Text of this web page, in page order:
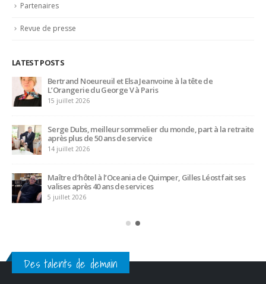
Partenaires
Revue de presse
LATEST POSTS
Bertrand Noeureuil et Elsa Jeanvoine à la tête de
L’Orangerie du George V à Paris
15 juillet 2026
Serge Dubs, meilleur sommelier du monde, part à la retraite
après plus de 50 ans de service
14 juillet 2026
Maître d’hôtel à l’Oceania de Quimper, Gilles Léost fait ses
valises après 40 ans de services
5 juillet 2026
Des talents de demain